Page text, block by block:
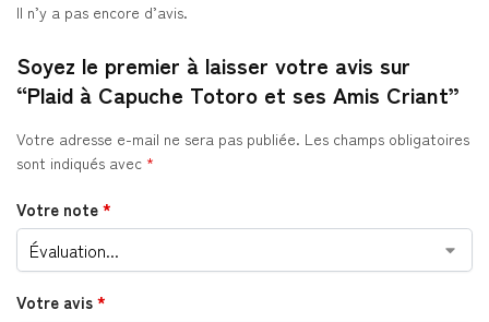
Il n’y a pas encore d’avis.
Soyez le premier à laisser votre avis sur
“Plaid à Capuche Totoro et ses Amis Criant”
Votre adresse e-mail ne sera pas publiée. Les champs obligatoires
sont indiqués avec *
Votre note*
Votre avis*